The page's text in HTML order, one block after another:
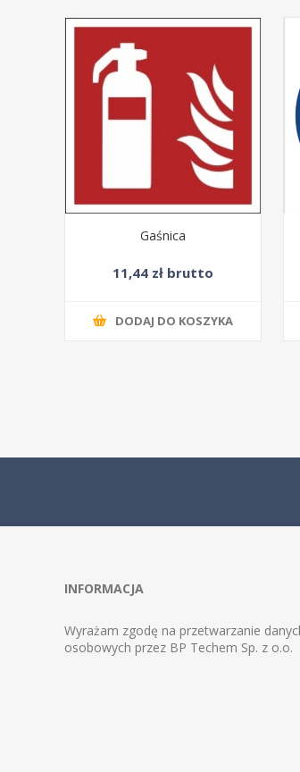
Gaśnica
11,44 zł brutto
DODAJ DO KOSZYKA
INFORMACJA
Wyrażam zgodę na przetwarzanie
osobowych przez BP Techem Sp. z o.o.